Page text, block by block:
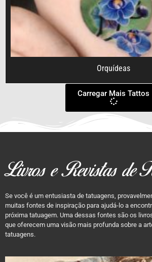
Orquídeas
Carregar Mais Tattos
Livros e Revistas de
Se você é um entusiasta de tatuagens,
muitas fontes de inspiração para ajudá-lo a
próxima tatuagem. Uma dessas fontes são os
que oferecem uma visão mais profunda sobre a
tatuagens.